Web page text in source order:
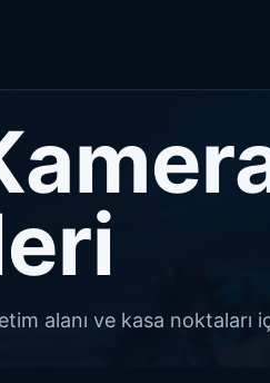
alanı ve kasa noktaları